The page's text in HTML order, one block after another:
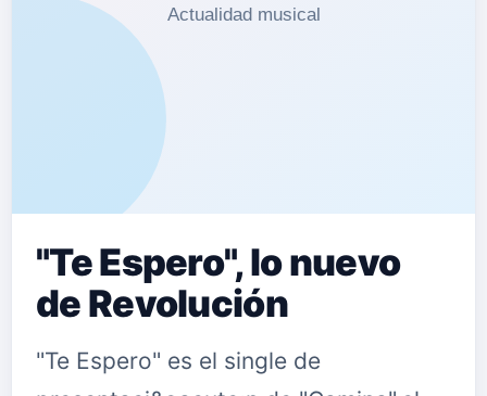
"Te Espero", lo nuevo
de Revolución
"Te Espero" es el single de